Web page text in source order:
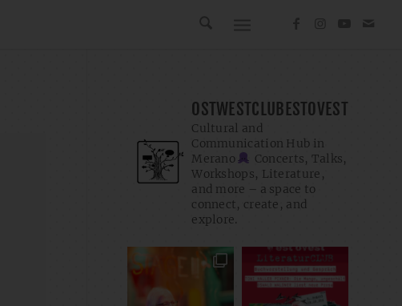
OSTWESTCLUBESTOVEST
Cultural and
Communication Hub in
Merano
Concerts, Talks,
Workshops, Literature,
and more – a space to
connect, create, and
explore.